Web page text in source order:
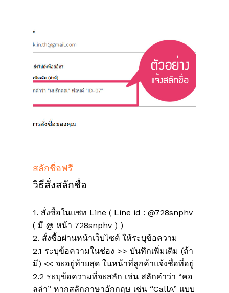
ไม่มีสินค้าในตะกร้า
สลักชื่อฟรี
วิธีสั่งสลักชื่อ
1. สั่งซื้อในแชท Line ( Line id : @728snphv
( มี @ หน้า 728snphv ) )
2. สั่งซื้อผ่านหน้าเว็บไซต์ ให้ระบุข้อความ
2.1 ระบุข้อความในช่อง >> บันทึกเพิ่มเติม (ถ้า
มี) << จะอยู่ท้ายสุด ในหน้าที่ลูกค้าแจ้งชื่อที่อยู่
2.2 ระบุข้อความที่จะสลัก เช่น สลักคำว่า “คอ
ลล่า” หากสลักภาษาอักกฤษ เช่น “CallA” แบบ